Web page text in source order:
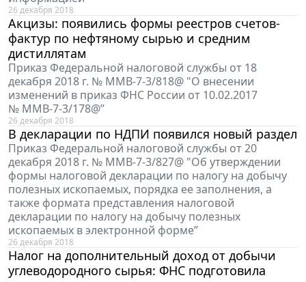
26 декабря 2018
Акцизы: появились формы реестров счетов-
фактур по нефтяному сырью и средним
дистиллятам
Приказ Федеральной налоговой службы от 18
декабря 2018 г. № ММВ-7-3/818@ "О внесении
изменений в приказ ФНС России от 10.02.2017
№ ММВ-7-3/178@”
26 декабря 2018
В декларации по НДПИ появился новый раздел
Приказ Федеральной налоговой службы от 20
декабря 2018 г. № ММВ-7-3/827@ "Об утверждении
формы налоговой декларации по налогу на добычу
полезных ископаемых, порядка ее заполнения, а
также формата представления налоговой
декларации по налогу на добычу полезных
ископаемых в электронной форме”
26 декабря 2018
Налог на дополнительный доход от добычи
углеводородного сырья: ФНС подготовила